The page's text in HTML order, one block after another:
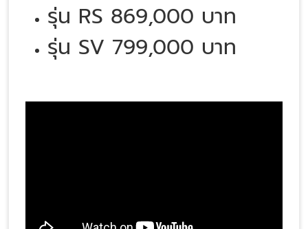
รุ่น RS 869,000 บาท
รุ่น SV 799,000 บาท